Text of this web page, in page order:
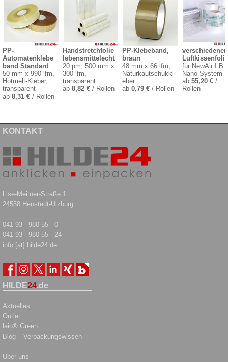
PP-
Automatenklebe
band Standard
50 mm x 990 lfm,
Hotmelt-Kleber,
transparent
ab 8,31 € / Rollen
Handstretchfolie
lebensmittelecht
20 µm, 500 mm x
300 lfm,
transparent
ab 8,82 €/ Rollen
PP-Klebeband,
braun
48 mm x 66 lfm,
Naturkautschukkl
eber
ab0,79 € / Rollen
verschiedenen
für NewAir
Nano-System
ab 55,20 €/
Rollen
KONTAKT
Lise-Meitner-Straße 1
24558 Henstedt-Ulzburg
041 93 - 980 55 - 0
041 93 - 980 55 - 24
info [at] hilde24.de
HILDE24.de
Aktuelles
Outlet
laio® Green
Blog – Verpackungswissen
Über uns